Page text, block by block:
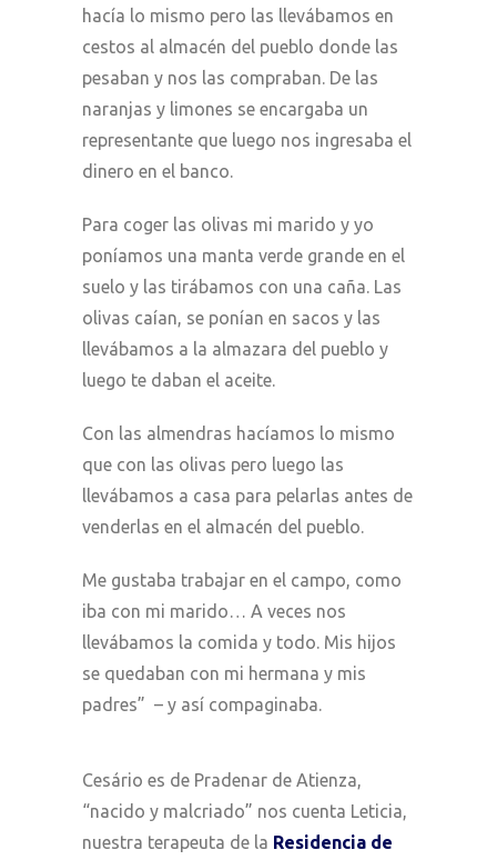
hacía lo mismo pero las llevábamos en
cestos al almacén del pueblo donde las
pesaban y nos las compraban. De las
naranjas y limones se encargaba un
representante que luego nos ingresaba el
dinero en el banco.
Para coger las olivas mi marido y yo
poníamos una manta verde grande en el
suelo y las tirábamos con una caña. Las
olivas caían, se ponían en sacos y las
llevábamos a la almazara del pueblo y
luego te daban el aceite.
Con las almendras hacíamos lo mismo
que con las olivas pero luego las
llevábamos a casa para pelarlas antes de
venderlas en el almacén del pueblo.
Me gustaba trabajar en el campo, como
iba con mi marido… A veces nos
llevábamos la comida y todo. Mis hijos
se quedaban con mi hermana y mis
padres” – y así compaginaba.
Cesário es de Pradenar de Atienza,
“nacido y malcriado” nos cuenta Leticia,
nuestra terapeuta de la Residencia de